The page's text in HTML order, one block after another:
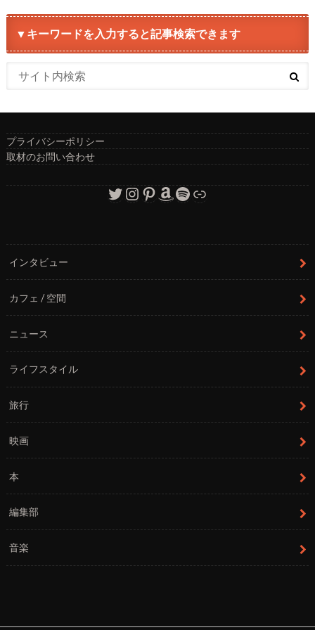
▼キーワードを入力すると記事検索できます
プライバシーポリシー
取材のお問い合わせ
Twitter
Instagram
Pinterest
Amazon
Spotify
リンク
インタビュー
カフェ / 空間
ニュース
ライフスタイル
旅行
映画
本
編集部
音楽